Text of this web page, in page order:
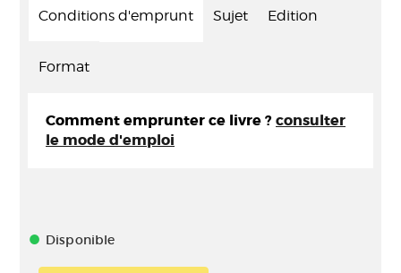
Conditions d'emprunt Sujet Edition
Format
Comment emprunter ce livre ? consulter
le mode d'emploi
Disponible